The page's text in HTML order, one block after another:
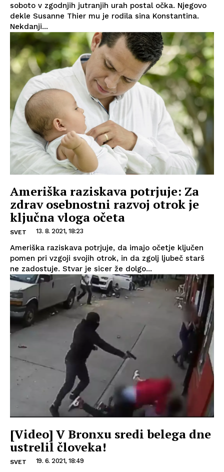
soboto v zgodnjih jutranjih urah postal očka. Njegovo
dekle Susanne Thier mu je rodila sina Konstantina.
Nekdanji...
Ameriška raziskava potrjuje: Za
zdrav osebnostni razvoj otrok je
ključna vloga očeta
SVET 13. 8. 2021, 18:23
Ameriška raziskava potrjuje, da imajo očetje ključen
pomen pri vzgoji svojih otrok, in da zgolj ljubeč starš
ne zadostuje. Stvar je sicer že dolgo...
[Video] V Bronxu sredi belega dne
ustrelil človeka!
SVET 19. 6. 2021, 18:49